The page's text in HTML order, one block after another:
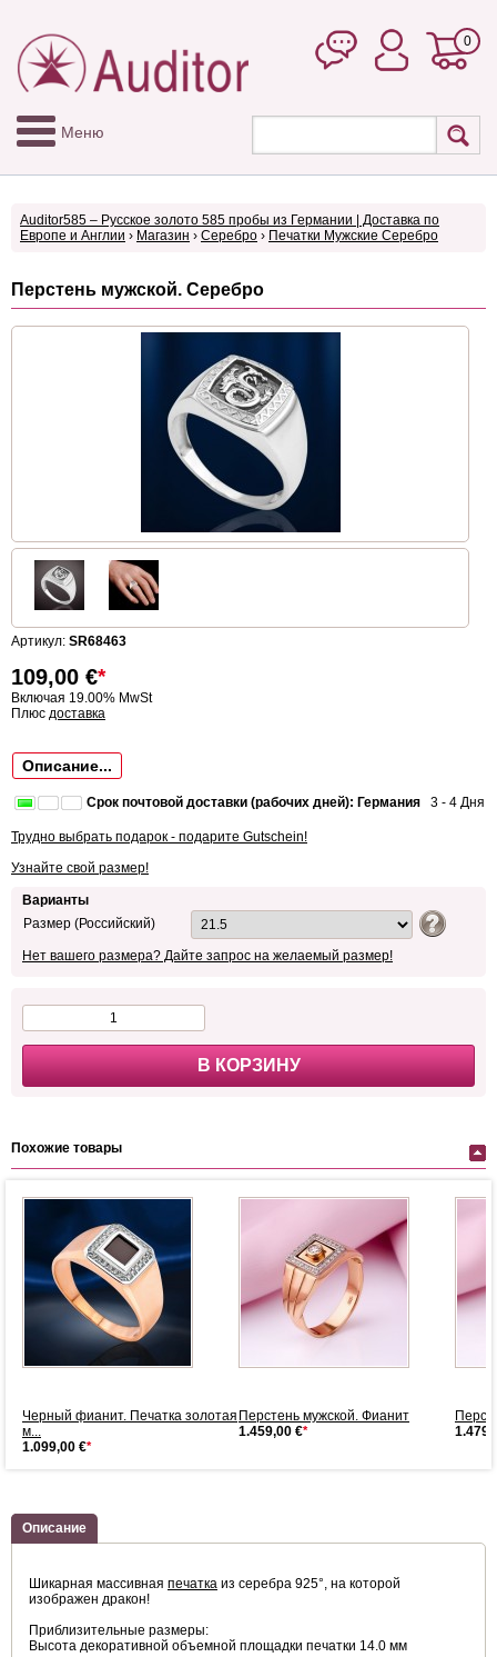
0
Меню
Auditor585 – Русское золото 585 пробы из Германии | Доставка по
Европе и Англии › Магазин › Серебро › Печатки Мужские Серебро
Перстень мужской. Серебро
Артикул: SR68463
109,00 €*
Включая 19.00% MwSt
Плюс доставка
Описание...
Срок почтовой доставки (рабочих дней): Германия 3 - 4 Дня
Трудно выбрать подарок - подарите Gutschein!
Узнайте свой размер!
Варианты
Размер (Российский)
Нет вашего размера? Дайте запрос на желаемый размер!
В КОРЗИНУ
Похожие товары
Черный фианит. Печатка золотая
м...
1.099,00 €*
Перстень мужской. Фианит
1.459,00 €*
Описание
Шикарная массивная печатка из серебра 925°, на которой
изображен дракон!
Приблизительные размеры:
Высота декоративной объемной площадки печатки 14.0 мм